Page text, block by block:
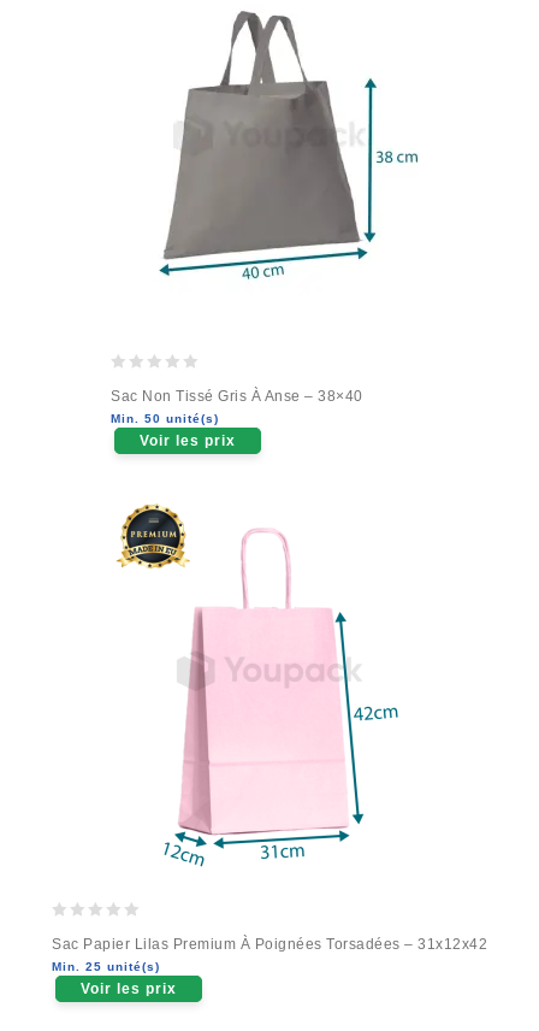
out
of
5
Sac Non Tissé Gris À Anse – 38×40
Min. 50 unité(s)
Voir les prix
out
of
5
Sac Papier Lilas Premium À Poignées Torsadées – 31x12x42
Min. 25 unité(s)
Voir les prix